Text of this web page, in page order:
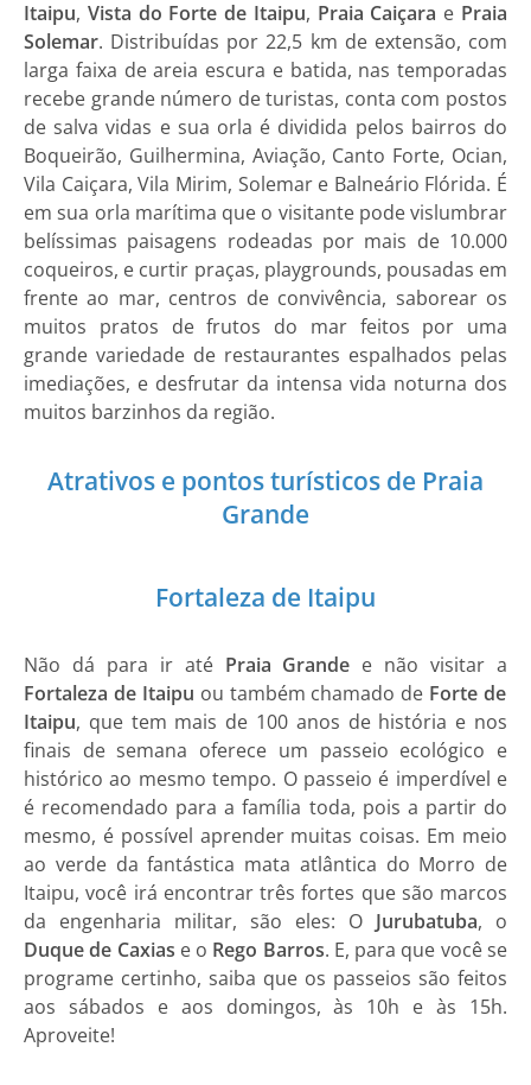
Itaipu, Vista do Forte de Itaipu, Praia Caiçara e Praia
Solemar. Distribuídas por 22,5 km de extensão, com
larga faixa de areia escura e batida, nas temporadas
recebe grande número de turistas, conta com postos
de salva vidas e sua orla é dividida pelos bairros do
Boqueirão, Guilhermina, Aviação, Canto Forte, Ocian,
Vila Caiçara, Vila Mirim, Solemar e Balneário Flórida. É
em sua orla marítima que o visitante pode vislumbrar
belíssimas paisagens rodeadas por mais de 10.000
coqueiros, e curtir praças, playgrounds, pousadas em
frente ao mar, centros de convivência, saborear os
muitos pratos de frutos do mar feitos por uma
grande variedade de restaurantes espalhados pelas
imediações, e desfrutar da intensa vida noturna dos
muitos barzinhos da região.
Atrativos e pontos turísticos de Praia
Grande
Fortaleza de Itaipu
Não dá para ir até Praia Grande e não visitar a
Fortaleza de Itaipu ou também chamado de Forte de
Itaipu, que tem mais de 100 anos de história e nos
finais de semana oferece um passeio ecológico e
histórico ao mesmo tempo. O passeio é imperdível e
é recomendado para a família toda, pois a partir do
mesmo, é possível aprender muitas coisas. Em meio
ao verde da fantástica mata atlântica do Morro de
Itaipu, você irá encontrar três fortes que são marcos
da engenharia militar, são eles: O Jurubatuba, o
Duque de Caxias e o Rego Barros. E, para que você se
programe certinho, saiba que os passeios são feitos
aos sábados e aos domingos, às 10h e às 15h.
Aproveite!